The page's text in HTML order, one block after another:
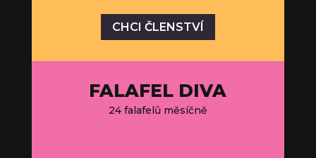
CHCI ČLENSTVÍ
FALAFEL DIVA
24 falafelů měsíčně